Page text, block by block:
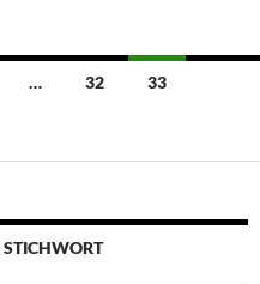
… 32 33
STICHWORT